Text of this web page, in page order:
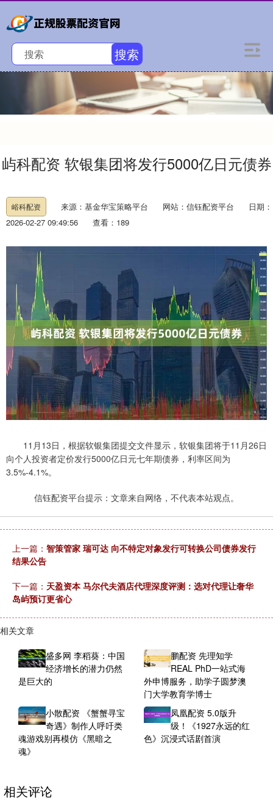
搜索
屿科配资 软银集团将发行5000亿日元债券
峪科配资 来源：基金华宝策略平台 网站：信钰配资平台
日期：
2026-02-27 09:49:56
查看：189
11月13日，根据软银集团提交文件显示，软银集团将于11月26日
向个人投资者定价发行5000亿日元七年期债券，利率区间为
3.5%-4.1%。
信钰配资平台提示：文章来自网络，不代表本站观点。
上一篇： 智策管家 瑞可达 向不特定对象发行可转换公司债券发行
结果公告
下一篇： 天盈资本 马尔代夫酒店代理深度评测：选对代理让奢华
岛屿预订更省心
相关文章
盛多网 李稻葵：中国
经济增长的潜力仍然
是巨大的
鹏配资 先理知学
REAL PhD一站式海
外申博服务，助学子圆梦澳
门大学教育学博士
小散配资 《蟹蟹寻宝
奇遇》制作人呼吁类
魂游戏别再模仿《黑暗之
魂》
凤凰配资 5.0版升
级！《1927永远的红
色》沉浸式话剧首演
相关评论